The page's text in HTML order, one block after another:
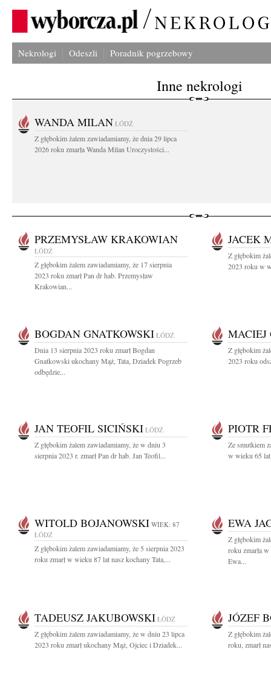
Nekrologi Odeszli Poradnik pogrzebowy
Inne nekrologi
WANDA MILAN ŁÓDŹ
Z głębokim żalem zawiadamiamy, że dnia 29 lipca
2026 roku zmarła Wanda Milan Uroczystości...
PRZEMYSŁAW KRAKOWIAN
ŁÓDŹ
Z głębokim żalem zawiadamiamy, że 17 sierpnia
2023 roku zmarł Pan dr hab. Przemysław
Krakowian...
JACEK
Z głębokim
2023 roku w
BOGDAN GNATKOWSKI ŁÓDŹ
Dnia 13 sierpnia 2023 roku zmarł Bogdan
Gnatkowski ukochany Mąż, Tata, Dziadek Pogrzeb
odbędzie...
MACIEJ
Z głębokim
2023 roku
JAN TEOFIL SICIŃSKI ŁÓDŹ
Z głębokim żalem zawiadamiamy, że w dniu 3
sierpnia 2023 r. zmarł Pan dr hab. Jan Teofil...
PIOTR
Ze smutkiem
w wieku 65
WITOLD BOJANOWSKI WIEK: 87
ŁÓDŹ
Z głębokim żalem zawiadamiamy, że 5 sierpnia 2023
roku zmarł w wieku 87 lat nasz kochany Tata,...
EWA
Z głębokim
roku zmarła
Ewa...
TADEUSZ JAKUBOWSKI ŁÓDŹ
Z głębokim żalem zawiadamiamy, że w dniu 23 lipca
2023 roku zmarł ukochany Mąż, Ojciec i Dziadek...
JÓZEF
Z głębokim
roku, zmarł